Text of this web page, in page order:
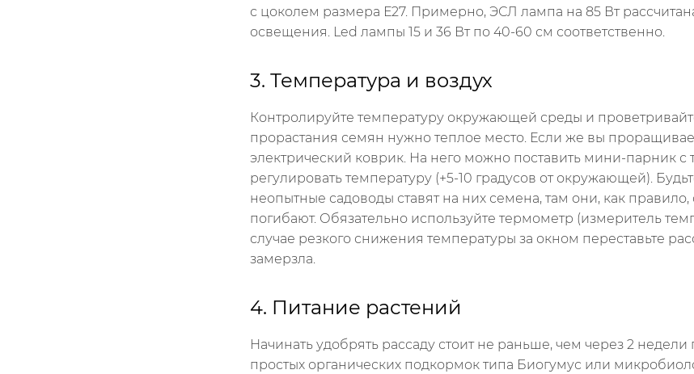
с цоколем размера Е27. Примерно, ЭСЛ лампа на 85 Вт
освещения. Led лампы 15 и 36 Вт по 40-60 см соответственно.
3. Температура и воздух
Контролируйте температуру окружающей среды и
прорастания семян нужно теплое место. Если же вы
электрический коврик. На него можно поставить мини-парник с
регулировать температуру (+5-10 градусов от окружающей).
неопытные садоводы ставят на них семена, там они, как
погибают. Обязательно используйте термометр (измеритель
случае резкого снижения температуры за окном переставьте
замерзла.
4. Питание растений
Начинать удобрять рассаду стоит не раньше, чем через 2
простых органических подкормок типа Биогумус или